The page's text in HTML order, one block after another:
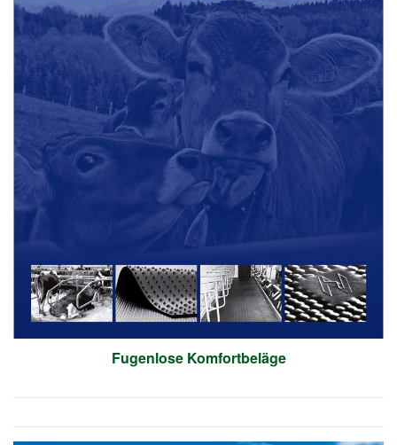
Fugenlose Komfortbeläge